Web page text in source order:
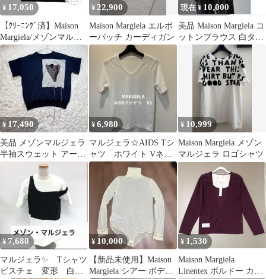
¥ 17,050
【ｸﾘｰﾆﾝｸﾞ済】Maison
Margiela/メゾンマルジ
ェラ メンズ Tシャツ 42
¥ 22,900
Maison Margiela エルボ
ーパッチ カーディガン
現在 ¥ 10,000
美品 Maison Margiela コ
ットンブラウス 白タグ
コレクション
¥ 17,490
美品 メゾンマルジェラ
半袖スウェット アーテ
ィザナル風 ハート ネイ
¥6,980
マルジェラ☆AIDS Tシ
ャツ ホワイト Vネッ
ク XS
¥ 10,999
Maison Margiela メゾン
マルジェラ ロゴシャツ
¥ 7,680
マルジェラ✨️ Tシャツ
ビスチェ 変形 白
¥ 10,000
【新品未使用】Maison
Margiela シアー ボディ
¥ 1,530
Maison Margiela
Linentex ボルドー カー